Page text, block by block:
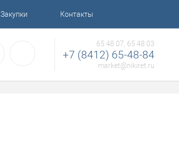
Закупки Контакты
65 48 07, 65 48 03
+7 (8412) 65-48-84
market@nikiret.ru